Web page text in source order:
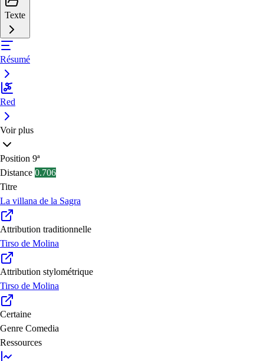
Texte
Résumé
Red
Voir plus
Position 9ª
Distance 0.706
Titre
La villana de la Sagra
Attribution traditionnelle
Tirso de Molina
Attribution stylométrique
Tirso de Molina
Certaine
Genre Comedia
Ressources